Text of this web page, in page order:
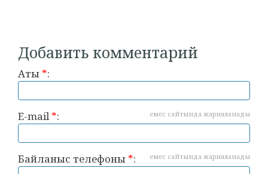
Добавить комментарий
Аты *:
E-mail*: емес сайтында жарияланады
Байланыс телефоны *: емес сайтында жарияланады